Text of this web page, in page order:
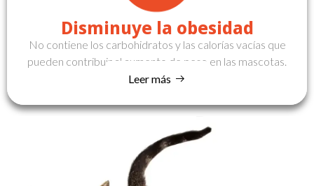
Disminuye la obesidad
No contiene los carbohidratos y las calorías vacías que
pueden contribuir al aumento de peso en las mascotas.
Leer más